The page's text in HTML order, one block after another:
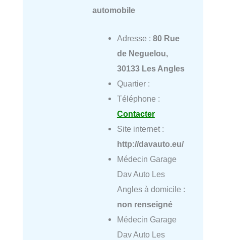
automobile
Adresse : 80 Rue
de Neguelou,
30133 Les Angles
Quartier :
Téléphone :
Contacter
Site internet :
http://davauto.eu/
Médecin Garage
Dav Auto Les
Angles à domicile :
non renseigné
Médecin Garage
Dav Auto Les